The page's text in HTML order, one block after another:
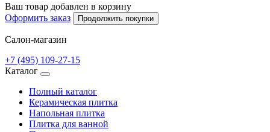
Ваш товар добавлен в корзину
Оформить заказ
Продолжить покупки
Салон-магазин
+7 (495) 109-27-15
Каталог
Полный каталог
Керамическая плитка
Напольная плитка
Плитка для ванной